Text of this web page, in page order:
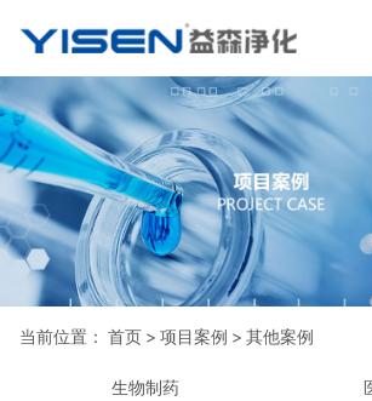
当前位置： 首页 > 项目案例 > 其他案例
生物制药